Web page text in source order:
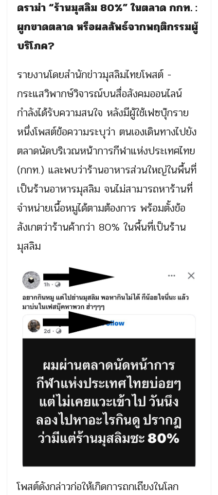
ดราม่า “ร้านมุสลิม 80%” ในตลาด กกท. :
ผูกขาดตลาด หรือผลลัพธ์จากพฤติกรรมผู้
บริโภค?
รายงานโดยสำนักข่าวมุสลิมไทยโพสต์ -
กระแสวิพากษ์วิจารณ์บนสื่อสังคมออนไลน์
กำลังได้รับความสนใจ หลังมีผู้ใช้เฟซบุ๊กราย
หนึ่งโพสต์ข้อความระบุว่า ตนเองเดินทางไปยัง
ตลาดนัดบริเวณหน้าการกีฬาแห่งประเทศไทย
(กกท.) และพบว่าร้านอาหารส่วนใหญ่ในพื้นที่
เป็นร้านอาหารมุสลิม จนไม่สามารถหาร้านที่
จำหน่ายเนื้อหมูได้ตามต้องการ พร้อมตั้งข้อ
สังเกตว่าร้านค้ากว่า 80% ในพื้นที่เป็นร้าน
มุสลิม
โพสต์ดังกล่าวก่อให้เกิดการถกเถียงในโลก